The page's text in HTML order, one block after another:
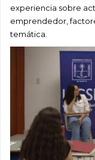
experiencia sobre
emprendedor,
temática.